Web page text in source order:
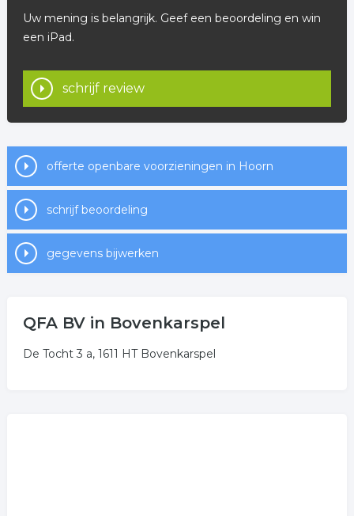
Uw mening is belangrijk. Geef een beoordeling en win
een iPad.
schrijf review
offerte openbare voorzieningen in Hoorn
schrijf beoordeling
gegevens bijwerken
QFA BV in Bovenkarspel
De Tocht 3 a, 1611 HT Bovenkarspel